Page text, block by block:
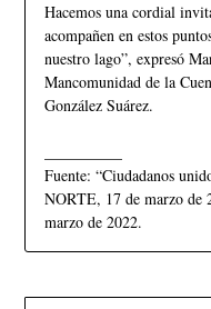
Hacemos una cordial
acompañen en estos
nuestro lago”, expresó
Mancomunidad de la
González Suárez.
Fuente: “Ciudadanos
NORTE, 17 de marzo de
marzo de 2022.